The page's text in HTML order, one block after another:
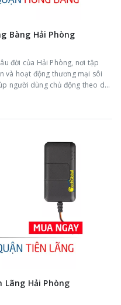
Bàng Hải Phòng
đời của Hải Phòng, nơi tập
và hoạt động thương mại sôi
người dùng chủ động theo dõi
xe hiệu quả trong môi trường
Lãng Hải Phòng